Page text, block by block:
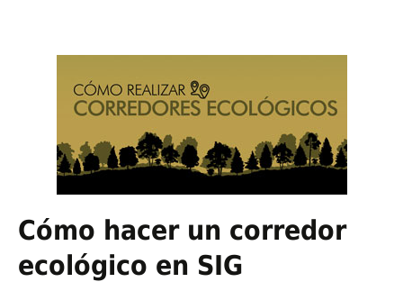
Cómo hacer un corredor
ecológico en SIG